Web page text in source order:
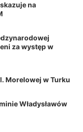
na
za występ w
Morelowej w Turku
Władysławów